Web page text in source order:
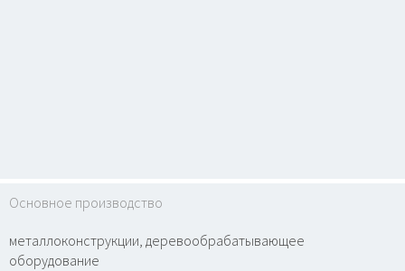
Основное производство
металлоконструкции, деревообрабатывающее
оборудование